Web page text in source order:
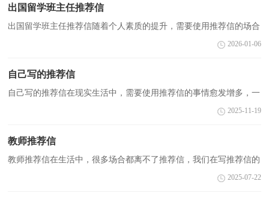
出国留学班主任推荐信
出国留学班主任推荐信随着个人素质的提升，需要使用推荐信的场合
越来越多，推荐信是我们推荐时使用的一种信件。相信许多人会觉得
2026-01-06
自己写的推荐信
自己写的推荐信在现实生活中，需要使用推荐信的事情愈发增多，一
封好的推荐信能为申请人加分。写推荐信时总是没有新意？以下是小
2025-11-19
教师推荐信
教师推荐信在生活中，很多场合都离不了推荐信，我们在写推荐信的
时候要注意内容不能虚夸和杜撰。那么你有了解过推荐信吗？以下是
2025-07-22